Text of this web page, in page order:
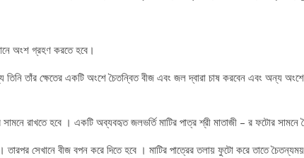
অংশ গ্রহণ করতে হবে।
তাঁর ক্ষেতের একটি অংশে চৈতন্বিত বীজ এবং জল দ্বারা চাষ করবেন এবং অন্য অংশে
রাখতে হবে । একটি অব্যবহৃত জলভর্তি মাটির পাত্র শ্রী মাতাজী – র ফটোর সামনে
সেখানে বীজ বপন করে দিতে হবে । মাটির পাত্রের তলায় ফুটো করে তাতে চৈতন্যময়